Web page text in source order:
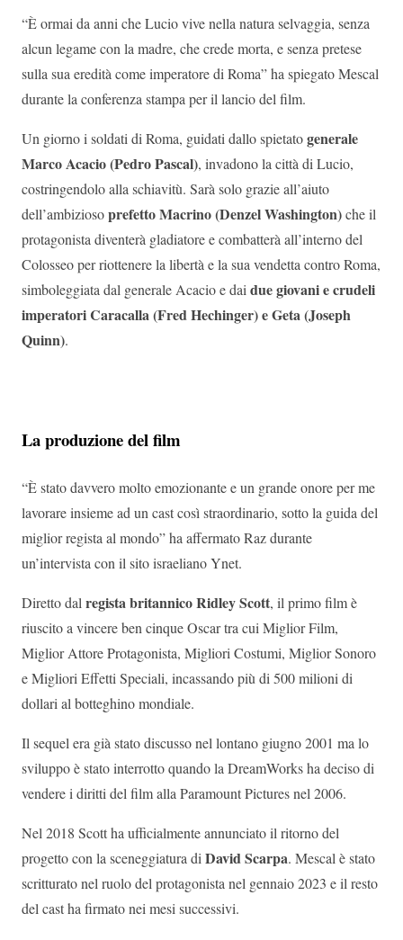
“È ormai da anni che Lucio vive nella natura selvaggia, senza
alcun legame con la madre, che crede morta, e senza pretese
sulla sua eredità come imperatore di Roma” ha spiegato Mescal
durante la conferenza stampa per il lancio del film.
Un giorno i soldati di Roma, guidati dallo spietatogenerale
Marco Acacio(Pedro Pascal), invadono la città di Lucio,
costringendolo alla schiavitù. Sarà solo grazie all’aiuto
dell’ambiziosoprefettoMacrino (Denzel Washington)che il
protagonista diventerà gladiatore e combatterà all’interno del
Colosseo per riottenere la libertà e la sua vendetta contro Roma,
simboleggiata dal generale Acacio e daidue giovani e crudeli
imperatori Caracalla (Fred Hechinger) e Geta (Joseph
Quinn).
La produzione del film
“È stato davvero molto emozionante e un grande onore per me
lavorare insieme ad un cast così straordinario, sotto la guida del
miglior regista al mondo” ha affermato Raz durante
un’intervista con il sito israeliano Ynet.
Diretto dalregista britannico Ridley Scott, il primo film è
riuscito a vincere ben cinque Oscar tra cui Miglior Film,
Miglior Attore Protagonista, Migliori Costumi, Miglior Sonoro
e Migliori Effetti Speciali, incassando più di 500 milioni di
dollari al botteghino mondiale.
Il sequel era già stato discusso nel lontano giugno 2001 ma lo
sviluppo è stato interrotto quando la DreamWorks ha deciso di
vendere i diritti del film alla Paramount Pictures nel 2006.
Nel 2018 Scott ha ufficialmente annunciato il ritorno del
progetto con la sceneggiatura diDavid Scarpa. Mescal è stato
scritturato nel ruolo del protagonista nel gennaio 2023 e il resto
del cast ha firmato nei mesi successivi.